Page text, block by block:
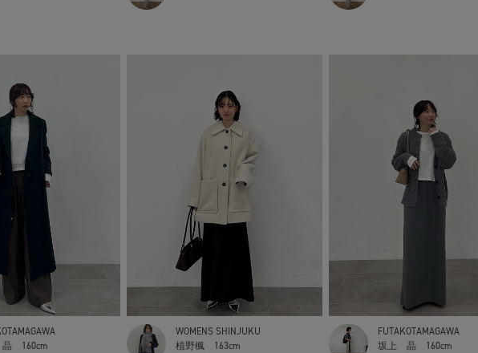
160cm
WOMENS SHINJUKU
植野楓
163cm
FUTAKOTAMAGAWA
坂上 晶
160cm